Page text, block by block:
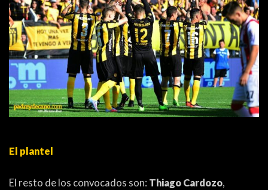
El plantel
El resto de los convocados son: Thiago Cardozo,